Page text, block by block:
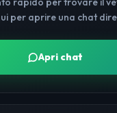
per aprire una chat
Apri chat